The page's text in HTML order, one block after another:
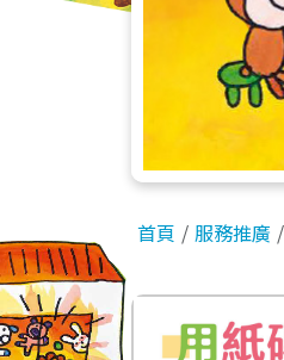
首頁 服務推廣